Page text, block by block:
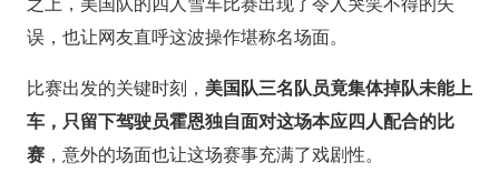
误，也让网友直呼这波操作堪称名场面。
比赛出发的关键时刻， 美国队三名队员竟集体掉队未能上
车，只留下驾驶员霍恩独自面对这场本应四人配合的比
赛，意外的场面也让这场赛事充满了戏剧性。